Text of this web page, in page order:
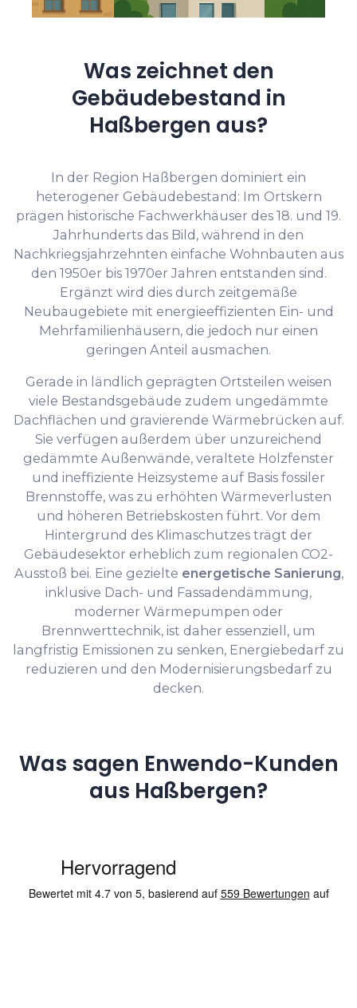
Was zeichnet den
Gebäudebestand in
Haßbergen aus?
In der Region Haßbergen dominiert ein
heterogener Gebäudebestand: Im Ortskern
prägen historische Fachwerkhäuser des 18. und 19.
Jahrhunderts das Bild, während in den
Nachkriegsjahrzehnten einfache Wohnbauten aus
den 1950er bis 1970er Jahren entstanden sind.
Ergänzt wird dies durch zeitgemäße
Neubaugebiete mit energieeffizienten Ein- und
Mehrfamilienhäusern, die jedoch nur einen
geringen Anteil ausmachen.
Gerade in ländlich geprägten Ortsteilen weisen
viele Bestandsgebäude zudem ungedämmte
Dachflächen und gravierende Wärmebrücken auf.
Sie verfügen außerdem über unzureichend
gedämmte Außenwände, veraltete Holzfenster
und ineffiziente Heizsysteme auf Basis fossiler
Brennstoffe, was zu erhöhten Wärmeverlusten
und höheren Betriebskosten führt. Vor dem
Hintergrund des Klimaschutzes trägt der
Gebäudesektor erheblich zum regionalen CO2-
Ausstoß bei. Eine gezielte energetische Sanierung,
inklusive Dach- und Fassadendämmung,
moderner Wärmepumpen oder
Brennwerttechnik, ist daher essenziell, um
langfristig Emissionen zu senken, Energiebedarf zu
reduzieren und den Modernisierungsbedarf zu
decken.
Was sagen Enwendo-Kunden
aus Haßbergen?